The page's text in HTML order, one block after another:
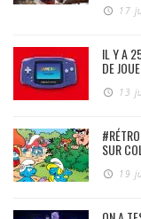
17
IL Y A
DE
13
SUR
19